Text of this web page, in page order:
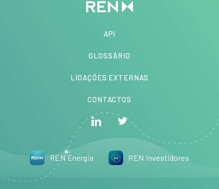
API
GLOSSÁRIO
LIGAÇÕES EXTERNAS
CONTACTOS
REN Energia REN Investidores